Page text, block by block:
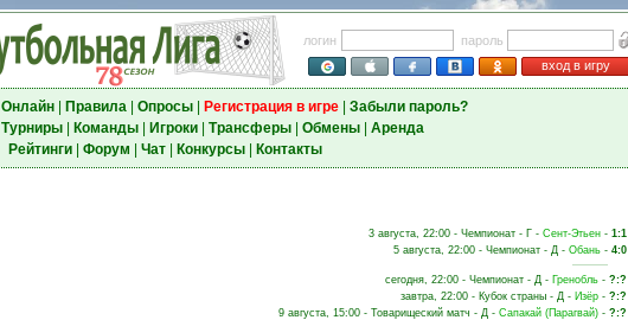
логин
пароль
вход в игру
Онлайн| Правила| Опросы| Регистрация в игре| Забыли пароль?
Турниры| Команды| Игроки| Трансферы| Обмены| Аренда
Рейтинги| Форум Чат| Конкурсы| Контакты
3 августа, 22:00 - Чемпионат - Г - Сент-Этьен - 1:1
5 августа, 22:00 - Чемпионат - Д - Обань - 4:0
сегодня, 22:00 - Чемпионат - Д - Гренобль - ?:?
завтра, 22:00 - Кубок страны - Д - Изёр - ?:?
9 августа, 15:00 - Товарищеский матч - Д - Сапакай (Парагвай) - ?:?